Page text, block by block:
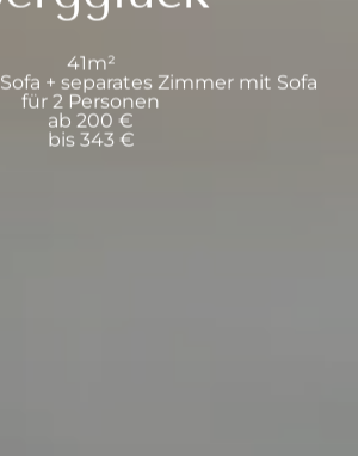
41m²
+ separates Zimmer mit Sofa
für 2 Personen
ab 200 €
bis 343 €